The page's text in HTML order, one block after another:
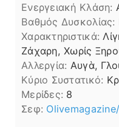
Ενεργειακή Κλάση:
Βαθμός Δυσκολίας:
Χαρακτηριστικά:
Ζάχαρη, Χωρίς
Αλλεργία: Αυγὰ,
Kύριο Συστατικό:
Μερίδες: 8
Σεφ: